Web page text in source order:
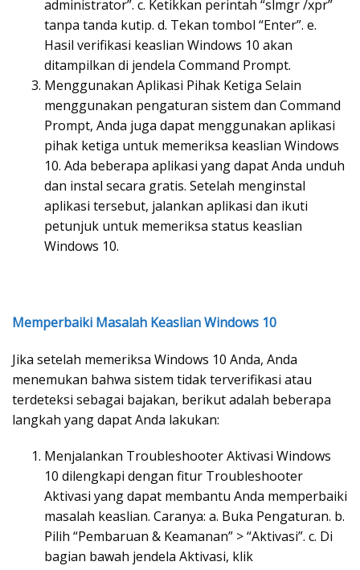
administrator”. c. Ketikkan perintah “slmgr /xpr”
tanpa tanda kutip. d. Tekan tombol “Enter”. e.
Hasil verifikasi keaslian Windows 10 akan
ditampilkan di jendela Command Prompt.
Menggunakan Aplikasi Pihak Ketiga Selain
menggunakan pengaturan sistem dan Command
Prompt, Anda juga dapat menggunakan aplikasi
pihak ketiga untuk memeriksa keaslian Windows
10. Ada beberapa aplikasi yang dapat Anda unduh
dan instal secara gratis. Setelah menginstal
aplikasi tersebut, jalankan aplikasi dan ikuti
petunjuk untuk memeriksa status keaslian
Windows 10.
Memperbaiki Masalah Keaslian Windows 10
Jika setelah memeriksa Windows 10 Anda, Anda
menemukan bahwa sistem tidak terverifikasi atau
terdeteksi sebagai bajakan, berikut adalah beberapa
langkah yang dapat Anda lakukan:
Menjalankan Troubleshooter Aktivasi Windows
10 dilengkapi dengan fitur Troubleshooter
Aktivasi yang dapat membantu Anda memperbaiki
masalah keaslian. Caranya: a. Buka Pengaturan. b.
Pilih “Pembaruan & Keamanan” > “Aktivasi”. c. Di
bagian bawah jendela Aktivasi, klik